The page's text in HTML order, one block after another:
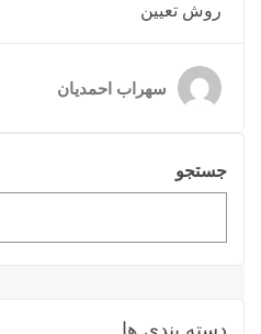
جستجو
روش تعیین
سهراب احمدیان